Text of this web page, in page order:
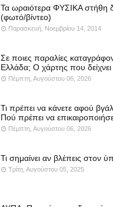
Τα ωραιότερα ΦΥΣΙΚΑ στήθη
(φωτό/βίντεο)
Παρασκευή, Νοεμβρίου 14, 2014
Σε ποιες παραλίες
Ελλάδα; Ο χάρτης που
Πέμπτη, Αυγούστου 06, 2026
Τι πρέπει να κάνετε αφού
Πού πρέπει να
Πέμπτη, Αυγούστου 06, 2026
Τι σημαίνει αν βλέπεις στον
Τρίτη, Αυγούστου 05, 2025